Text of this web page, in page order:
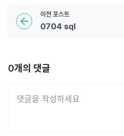
이전 포스트
0704 sql
0개의 댓글